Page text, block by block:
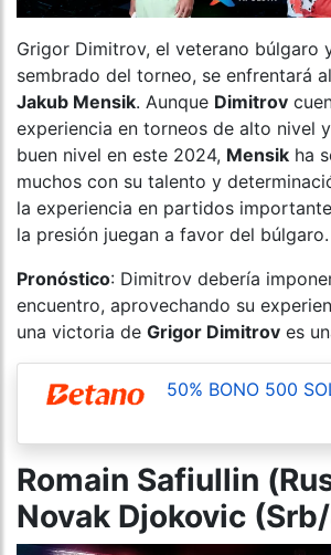
Grigor Dimitrov, el veterano búlgaro
sembrado del torneo, se enfrentará
Jakub Mensik. Aunque Dimitrov
experiencia en torneos de alto nivel
buen nivel en este 2024, Mensik ha
muchos con su talento y
la experiencia en partidos
la presión juegan a favor del búlgaro.
Pronóstico: Dimitrov debería
encuentro, aprovechando su
una victoria de Grigor Dimitrov es
50% BONO 500
Romain Safiullin
Novak Djokovic